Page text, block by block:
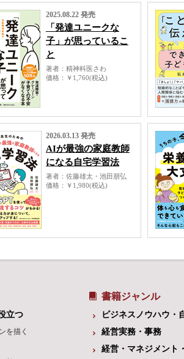
2025.08.22 発売
「発達ユニークな
子」が思っているこ
と
著者
精神科医さわ
価格
￥1,760(税込)
2026.03.13 発売
AIが最強の家庭教師
になる自宅学習法
著者
佐藤雄太・池田朋弘
価格
￥1,980(税込)
立つ
を描く
書籍ジャンル
ビジネスノウハウ・
経営実務・事務
経営・マネジメント